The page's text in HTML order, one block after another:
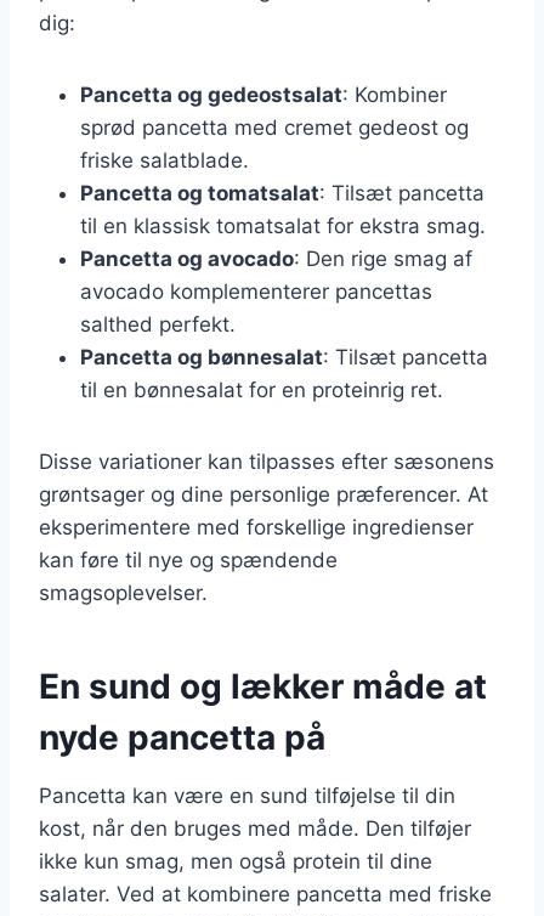
dig:
Pancetta og gedeostsalat: Kombiner
sprød pancetta med cremet gedeost og
friske salatblade.
Pancetta og tomatsalat: Tilsæt pancetta
til en klassisk tomatsalat for ekstra smag.
Pancetta og avocado: Den rige smag af
avocado komplementerer pancettas
salthed perfekt.
Pancetta og bønnesalat: Tilsæt pancetta
til en bønnesalat for en proteinrig ret.
Disse variationer kan tilpasses efter sæsonens
grøntsager og dine personlige præferencer. At
eksperimentere med forskellige ingredienser
kan føre til nye og spændende
smagsoplevelser.
En sund og lækker måde at
nyde pancetta på
Pancetta kan være en sund tilføjelse til din
kost, når den bruges med måde. Den tilføjer
ikke kun smag, men også protein til dine
salater. Ved at kombinere pancetta med friske